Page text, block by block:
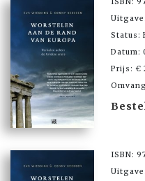
Status:
Datum:
Prijs: €
ISBN: